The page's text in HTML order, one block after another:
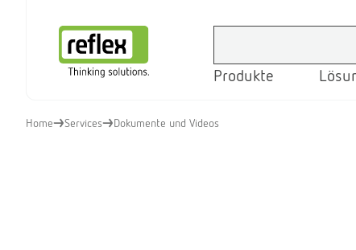
Produkte
Home Services Dokumente und Videos